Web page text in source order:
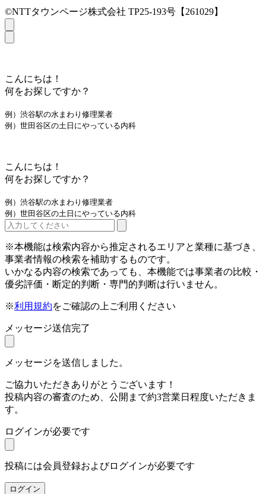
©NTTタウンページ株式会社 TP25-193号【261029】
こんにちは！
何をお探しですか？
例）渋谷駅の水まわり修理業者
例）世田谷区の土日にやっている内科
こんにちは！
何をお探しですか？
例）渋谷駅の水まわり修理業者
例）世田谷区の土日にやっている内科
※本機能は検索内容から推定されるエリアと業種に基づき、
事業者情報の検索を補助するものです。
いかなる内容の検索であっても、本機能では事業者の比較・
優劣評価・断定的判断・専門的判断は行いません。
※利用規約をご確認の上ご利用ください
メッセージ送信完了
メッセージを送信しました。
ご協力いただきありがとうございます！
投稿内容の審査のため、公開まで約3営業日程度いただきま
す。
ログインが必要です
投稿には会員登録およびログインが必要です
ログイン